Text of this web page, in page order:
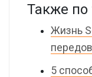
Также по
Жизнь
5